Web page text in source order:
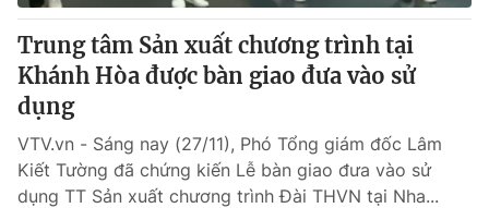
Trung tâm Sản xuất chương trình tại
Khánh Hòa được bàn giao đưa vào sử
dụng
VTV.vn - Sáng nay (27/11), Phó Tổng giám đốc Lâm
Kiết Tường đã chứng kiến Lễ bàn giao đưa vào sử
dụng TT Sản xuất chương trình Đài THVN tại Nha...